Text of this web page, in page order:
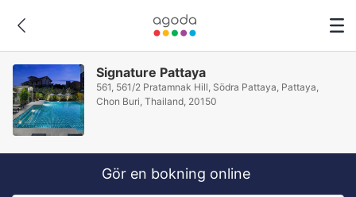
Signature Pattaya
561, 561/2 Pratamnak Hill, Södra Pattaya, Pattaya,
Chon Buri, Thailand, 20150
Gör en bokning online